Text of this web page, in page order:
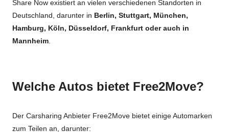
Share Now existiert an vielen verschiedenen Standorten in
Deutschland, darunter in Berlin, Stuttgart, München,
Hamburg, Köln, Düsseldorf, Frankfurt oder auch in
Mannheim
Welche Autos bietet Free2Move?
Der Carsharing Anbieter Free2Move bietet einige Automarken
zum Teilen an, darunter: